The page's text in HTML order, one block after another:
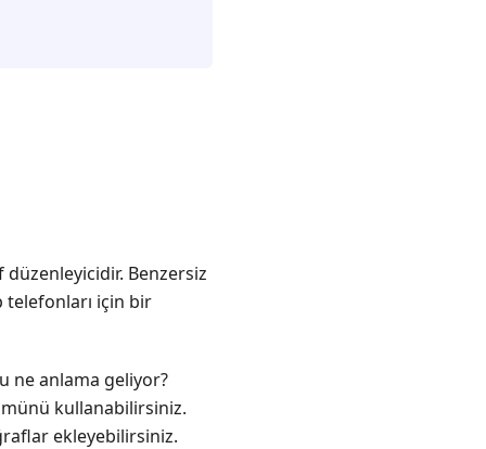
Benzersiz
telefonları için bir
ne anlama geliyor?
kullanabilirsiniz.
ekleyebilirsiniz.